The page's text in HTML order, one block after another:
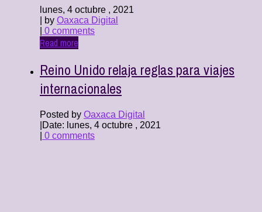
lunes, 4 octubre , 2021
| by Oaxaca Digital
0 comments
Read more
Reino Unido relaja reglas para viajes
internacionales
Posted by Oaxaca Digital
Date: lunes, 4 octubre , 2021
0 comments